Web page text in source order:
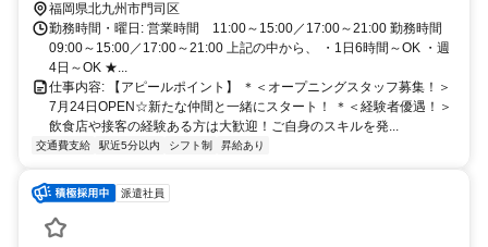
福岡県北九州市門司区
勤務時間・曜日: 営業時間 11:00～15:00／17:00～21:00 勤務時間
09:00～15:00／17:00～21:00 上記の中から、 ・1日6時間～OK ・週
4日～OK ★...
仕事内容: 【アピールポイント】 ＊＜オープニングスタッフ募集！＞
7月24日OPEN☆新たな仲間と一緒にスタート！ ＊＜経験者優遇！＞
飲食店や接客の経験ある方は大歓迎！ご自身のスキルを発...
交通費支給 駅近5分以内 シフト制 昇給あり
派遣社員